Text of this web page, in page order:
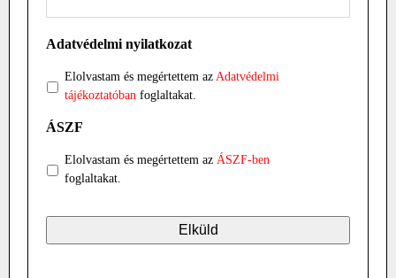
Adatvédelmi nyilatkozat
Elolvastam és megértettem az Adatvédelmi
tájékoztatóban foglaltakat.
ÁSZF
Elolvastam és megértettem az ÁSZF-ben
foglaltakat.